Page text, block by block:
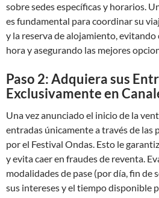
sobre sedes específicas y horarios.
es fundamental para coordinar su
y la reserva de alojamiento,
hora y asegurando las mejores
Paso 2: Adquiera sus
Exclusivamente en
Una vez anunciado el inicio de la
entradas únicamente a través de las
por el Festival Ondas. Esto le
y evita caer en fraudes de reventa.
modalidades de pase (por día, fin de
sus intereses y el tiempo disponible